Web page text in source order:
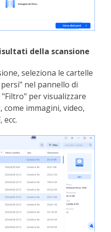
della scansione
seleziona le cartelle
nel pannello di
per visualizzare
come immagini, video,
ecc.